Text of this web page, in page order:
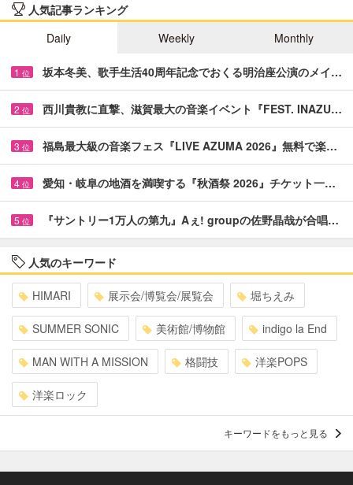
人気記事ランキング
Daily
Weekly Monthly
1 位 坂本冬美、歌手生活40周年記念でおくる明治座公演のメイ…
2 位 西川貴教に直撃、滋賀最大の音楽イベント『FEST. INAZU…
3 位 福島最大級の音楽フェス『LIVE AZUMA 2026』無料で楽…
4 位 愛知・岐阜の地酒を満喫する『秋酒祭 2026』チケット一…
5 位 『サントリー1万人の第九』Aぇ! groupの佐野晶哉が合唱…
人気のキーワード
HIMARI 展示会/博覧会/展覧会 堀ちえみ
SUMMER SONIC 美術館/博物館 indigo la End
MAN WITH A MISSION 格闘技 洋楽POPS
洋楽ロック
キーワードをもっと見る